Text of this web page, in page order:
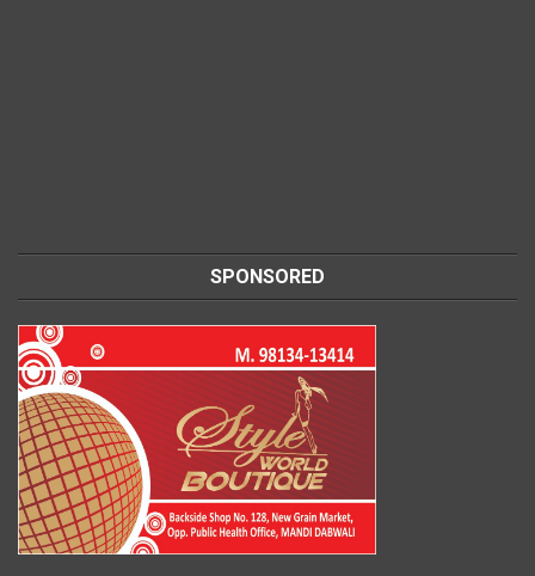
SPONSORED